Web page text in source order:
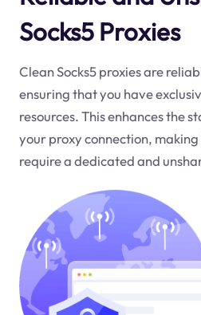
Socks5 Proxies
Clean Socks5 proxies are
ensuring that you have
resources. This enhances the
your proxy connection,
require a dedicated and